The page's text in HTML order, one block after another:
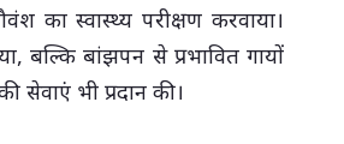
का स्वास्थ्य परीक्षण करवाया।
बल्कि बांझपन से प्रभावित गायों
सेवाएं भी प्रदान की।